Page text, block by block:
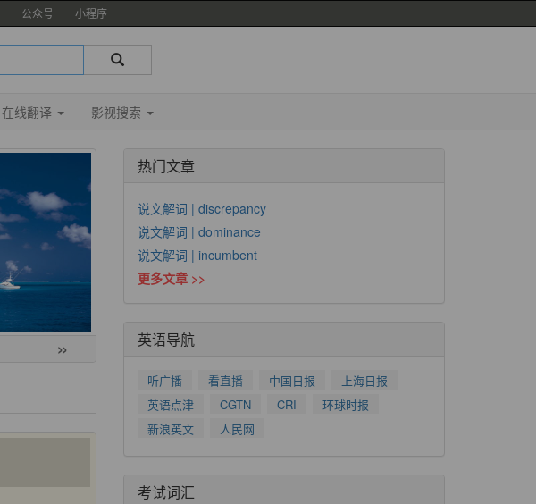
公众号 小程序
在线翻译 影视搜索
»
热门文章
说文解词 | discrepancy
说文解词 | dominance
说文解词 | incumbent
更多文章 >>
英语导航
听广播 看直播 中国日报
上海日报
英语点津
CGTN CRI
环球时报
新浪英文
人民网
考试词汇